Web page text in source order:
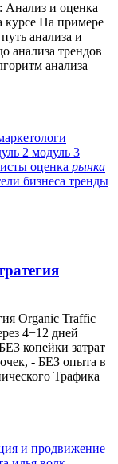
Анализ и оценка
курсе На примере
анализа и
анализа трендов
анализа
2 модуль 3
оценка рынка
бизнеса тренды
Organic Traffic
4−12 дней
копейки затрат
- БЕЗ опыта в
Трафика
и продвижение